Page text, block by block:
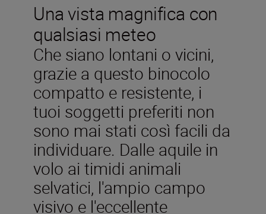
Una vista magnifica con
qualsiasi meteo
Che siano lontani o vicini,
grazie a questo binocolo
compatto e resistente, i
tuoi soggetti preferiti non
sono mai stati così facili da
individuare. Dalle aquile in
volo ai timidi animali
selvatici, l'ampio campo
visivo e l'eccellente